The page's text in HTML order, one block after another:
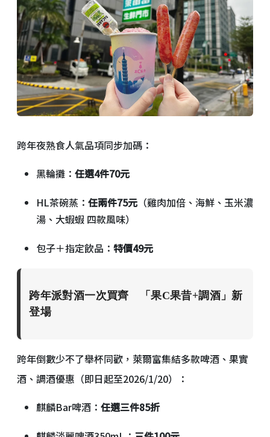
跨年夜熟食人氣品項同步加碼：
黑輪攤： 任選4件70元
HL茶碗蒸： 任兩件75元 （雞肉加倍、海鮮、玉米濃
湯、大蝦蝦 四款風味）
包子＋指定飲品： 特價49元
跨年派對酒一次買齊 「果C果昔+調酒」新
登場
跨年倒數少不了舉杯同歡，萊爾富集結多款啤酒、果實
酒、調酒優惠（即日起至2026/1/20）：
麒麟Bar啤酒： 任選三件85折